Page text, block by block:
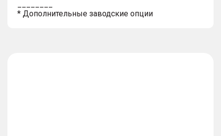
* Дополнительные заводские опции